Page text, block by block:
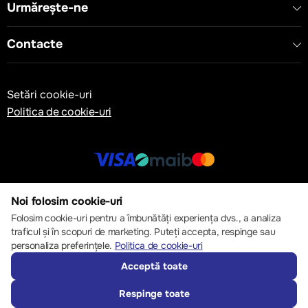
Urmărește-ne
Contacte
Setări cookie-uri
Politica de cookie-uri
© 2013 – 2026 ECOM
Noi folosim cookie-uri
Folosim cookie-uri pentru a îmbunătăți experiența dvs., a analiza
traficul și în scopuri de marketing. Puteți accepta, respinge sau
personaliza preferințele. Politica de cookie-uri
Acceptă toate
Respinge toate